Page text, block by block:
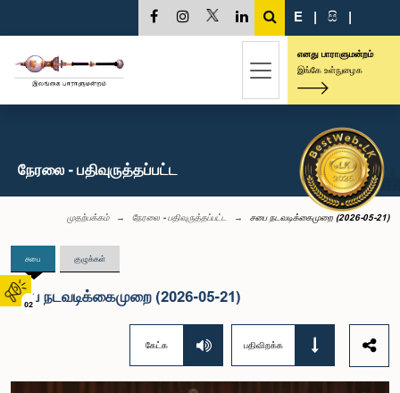
02
E | සි |
எனது பாராளுமன்றம்
இங்கே உள்நுழைக
நேரலை - பதிவுருத்தப்பட்ட
முதற்பக்கம் நேரலை - பதிவுருத்தப்பட்ட சபை நடவடிக்கைமுறை (2026-05-21)
சபை குழுக்கள்
சபை நடவடிக்கைமுறை (2026-05-21)
கேட்க பதிவிறக்க